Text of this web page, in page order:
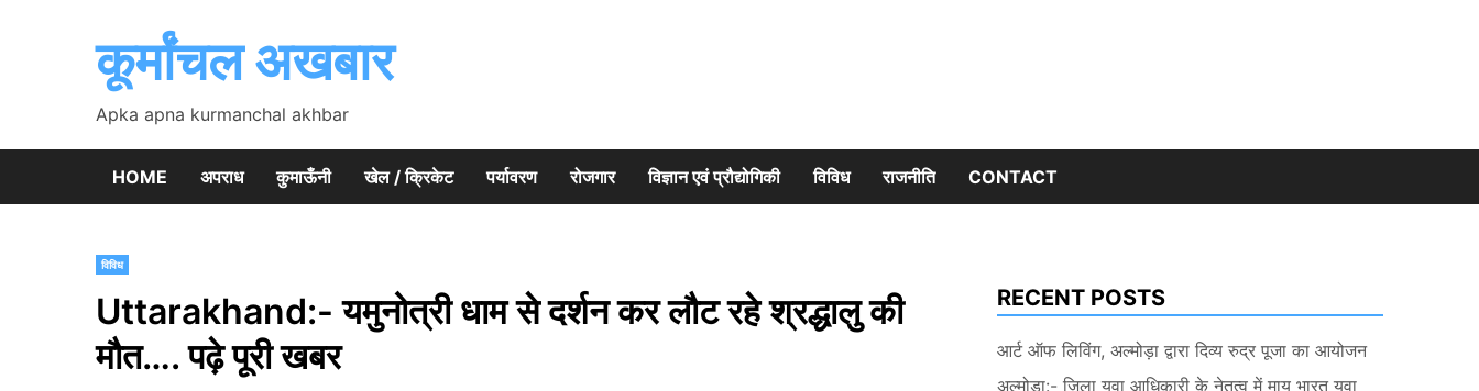
कूर्मांचल अखबार
Apka apna kurmanchal akhbar
HOME अपराध कुमाऊँनी खेल / क्रिकेट पर्यावरण रोजगार विज्ञान एवं प्रौद्योगिकी विविध राजनीति CONTACT
विविध
Uttarakhand:- यमुनोत्री धाम से दर्शन कर लौट रहे श्रद्धालु की
मौत…. पढ़े पूरी खबर
RECENT POSTS
आर्ट ऑफ लिविंग, अल्मोड़ा द्वारा दिव्य रुद्र पूजा का आयोजन
अल्मोड़ा:- जिला युवा आधिकारी के नेतृत्व में माय भारत युवा